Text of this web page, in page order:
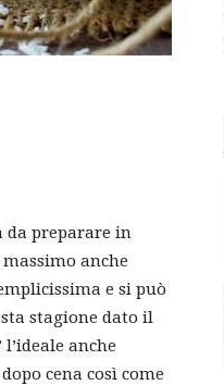
da preparare in
anche
e si può
stagione dato il
anche
cena così come